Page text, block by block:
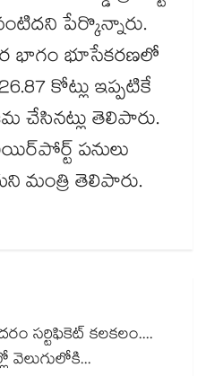
పేర్కొన్నారు.
భాగం భూసేకరణలో
కోట్లు ఇప్పటికే
తెలిపారు.
పనులు
మంత్రి తెలిపారు.
సర్టిఫికెట్ కలకలం....
వెలుగులోకి...